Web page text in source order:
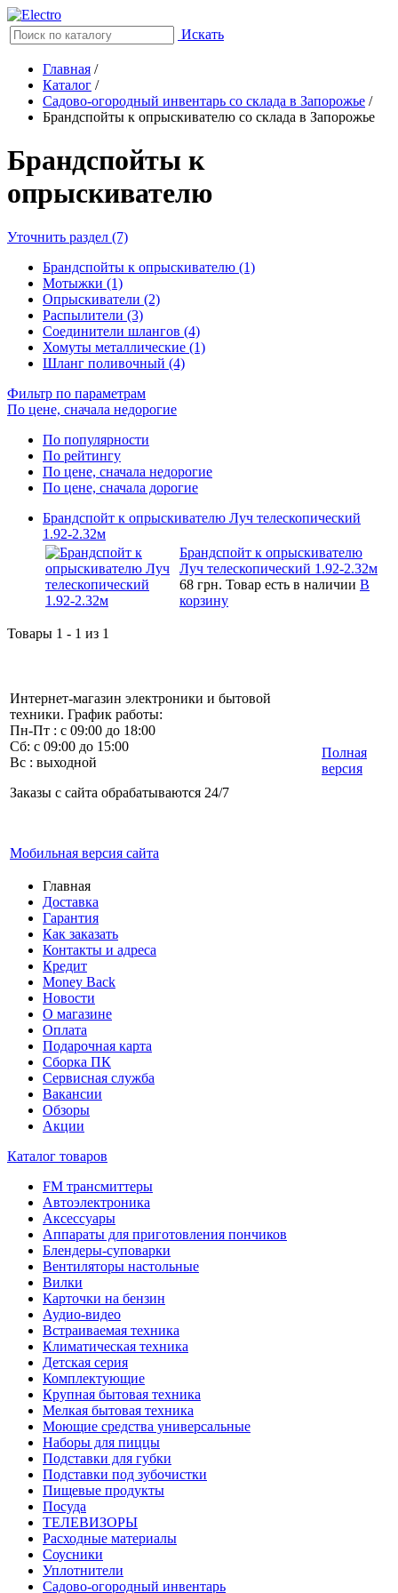
Искать
Главная /
Каталог /
Садово-огородный инвентарь со склада в Запорожье /
Брандспойты к опрыскивателю со склада в Запорожье
Брандспойты к
опрыскивателю
Уточнить раздел (7)
Брандспойты к опрыскивателю (1)
Мотыжки (1)
Опрыскиватели (2)
Распылители (3)
Соединители шлангов (4)
Хомуты металлические (1)
Шланг поливочный (4)
Фильтр по параметрам
По цене, сначала недорогие
По популярности
По рейтингу
По цене, сначала недорогие
По цене, сначала дорогие
Брандспойт к опрыскивателю Луч телескопический
1.92-2.32м
Брандспойт к опрыскивателю
Луч телескопический 1.92-2.32м
68 грн. Товар есть в наличии В
корзину
Товары 1 - 1 из 1
Интернет-магазин электроники и бытовой
техники. График работы:
Пн-Пт : с 09:00 до 18:00
Сб: с 09:00 до 15:00
Вс : выходной
Заказы с сайта обрабатываются 24/7
Мобильная версия сайта
Полная
версия
Главная
Доставка
Гарантия
Как заказать
Контакты и адреса
Кредит
Money Back
Новости
О магазине
Оплата
Подарочная карта
Сборка ПК
Сервисная служба
Вакансии
Обзоры
Акции
Каталог товаров
FM трансмиттеры
Автоэлектроника
Аксессуары
Аппараты для приготовления пончиков
Блендеры-суповарки
Вентиляторы настольные
Вилки
Карточки на бензин
Аудио-видео
Встраиваемая техника
Климатическая техника
Детская серия
Комплектующие
Крупная бытовая техника
Мелкая бытовая техника
Моющие средства универсальные
Наборы для пиццы
Подставки для губки
Подставки под зубочистки
Пищевые продукты
Посуда
ТЕЛЕВИЗОРЫ
Расходные материалы
Соусники
Уплотнители
Садово-огородный инвентарь